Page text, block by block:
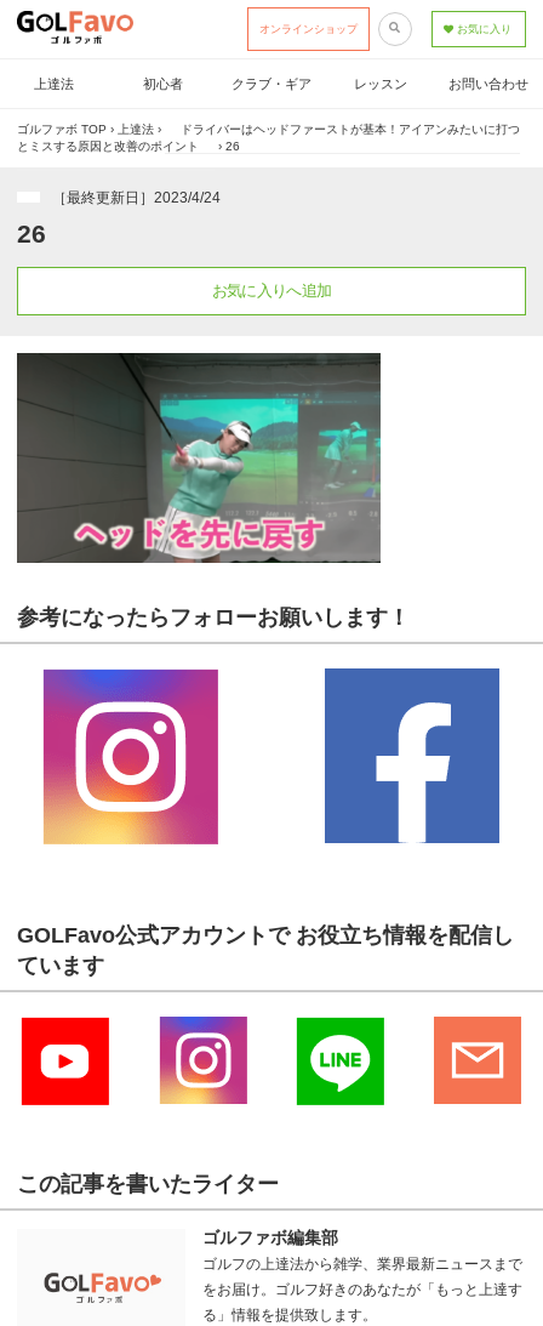
オンラインショップ お気に入り
上達法 初心者 クラブ・ギア レッスン お問い合わせ
ゴルファボ TOP › 上達法 ›
ドライバーはヘッドファーストが基本！アイアンみたいに打つ
とミスする原因と改善のポイント
›26
［最終更新日］2023/4/24
26
お気に入りへ追加
参考になったらフォローお願いします！
GOLFavo公式アカウントで お役立ち情報を配信し
ています
この記事を書いたライター
ゴルファボ編集部
ゴルフの上達法から雑学、業界最新ニュースまで
をお届け。ゴルフ好きのあなたが「もっと上達す
る」情報を提供致します。